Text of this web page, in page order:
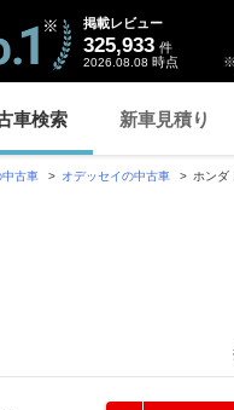
※
掲載レビュー
325,933 件
2026.08.08 時点
車検索 新車見積り
中古車 オデッセイの中古車 ホンダ